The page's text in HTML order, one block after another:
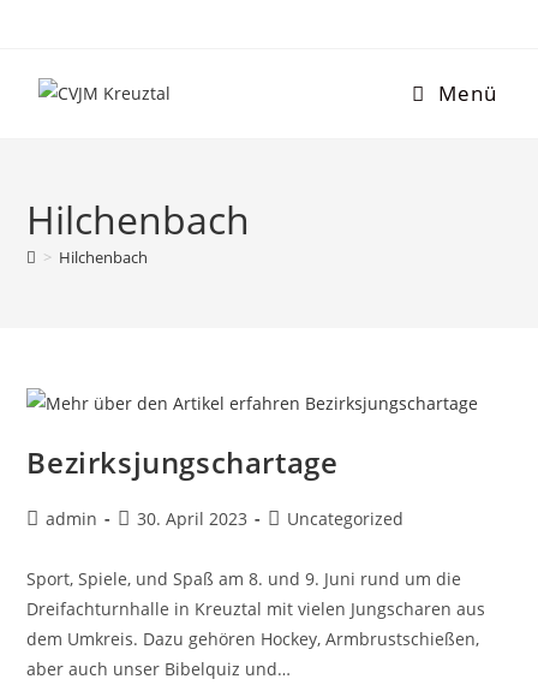
Menü
Hilchenbach
> Hilchenbach
Bezirksjungschartage
admin 30. April 2023 Uncategorized
Sport, Spiele, und Spaß am 8. und 9. Juni rund um die
Dreifachturnhalle in Kreuztal mit vielen Jungscharen aus
dem Umkreis. Dazu gehören Hockey, Armbrustschießen,
aber auch unser Bibelquiz und…